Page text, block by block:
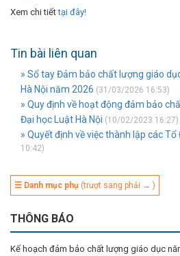
Xem chi tiếttại đây!
Tin bài liên quan
» Sổ tay Đảm bảo chất lượng giáo
Hà Nội năm 2026 (31/03/2026 16:53)
» Quy định về hoạt động đảm bảo
Đại học Luật Hà Nội (10/02/2023 16:27)
» Quyết định về việc thành lập các Tổ
10:42)
☰ Danh mục phụ (trượt sang phải → )
THÔNG BÁO
Kế hoạch đảm bảo chất lượng giáo dục